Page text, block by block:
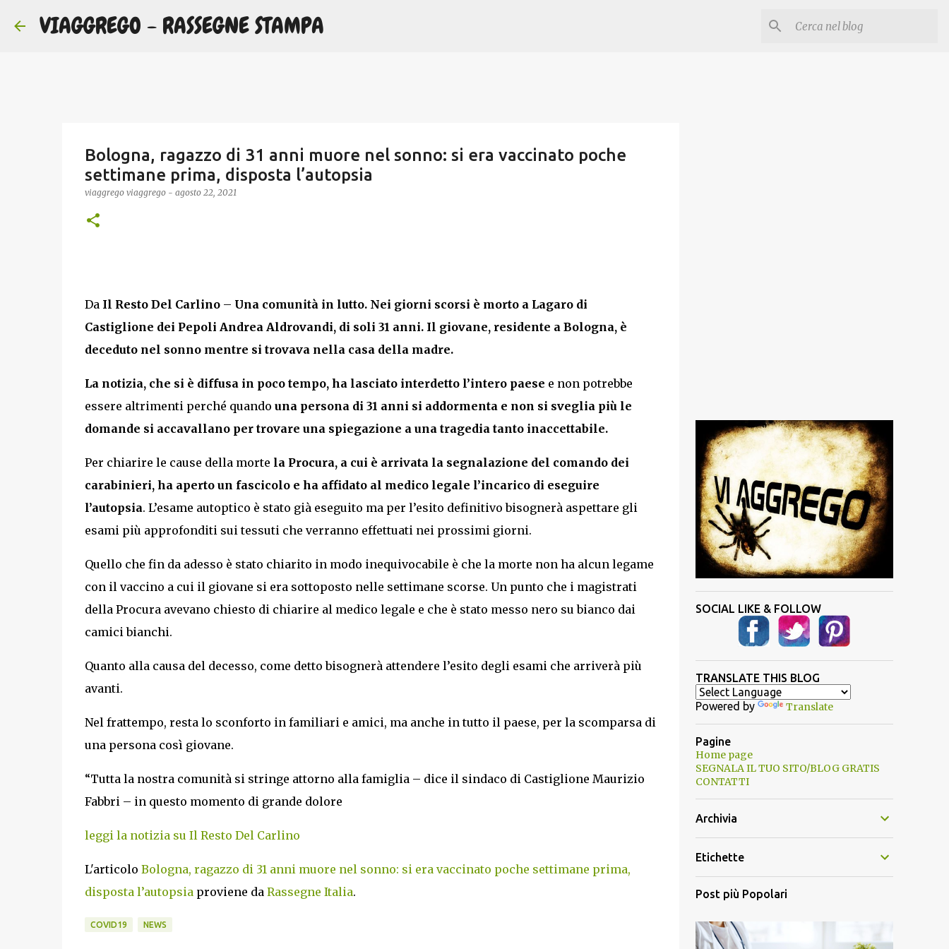
VIAGGREGO - RASSEGNE STAMPA
Bologna, ragazzo di 31 anni muore nel sonno: si era vaccinato poche
settimane prima, disposta l’autopsia
viaggrego viaggrego - agosto 22, 2021
Da Il Resto Del Carlino– Una comunità in lutto. Nei giorni scorsi è morto a Lagaro di
Castiglione dei Pepoli Andrea Aldrovandi, di soli 31 anni. Il giovane, residente a Bologna, è
deceduto nel sonno mentre si trovava nella casa della madre.
La notizia, che si è diffusa in poco tempo, ha lasciato interdetto l’intero paese e non potrebbe
essere altrimenti perché quando una persona di 31 anni si addormenta e non si sveglia più le
domande si accavallano per trovare una spiegazione a una tragedia tanto inaccettabile.
Per chiarire le cause della morte la Procura, a cui è arrivata la segnalazione del comando dei
carabinieri, ha aperto un fascicolo e ha affidato al medico legale l’incarico di eseguire
l’autopsia. L’esame autoptico è stato già eseguito ma per l’esito definitivo bisognerà aspettare gli
esami più approfonditi sui tessuti che verranno effettuati nei prossimi giorni.
Quello che fin da adesso è stato chiarito in modo inequivocabile è che la morte non ha alcun legame
con il vaccino a cui il giovane si era sottoposto nelle settimane scorse. Un punto che i magistrati
della Procura avevano chiesto di chiarire al medico legale e che è stato messo nero su bianco dai
camici bianchi.
Quanto alla causa del decesso, come detto bisognerà attendere l’esito degli esami che arriverà più
avanti.
Nel frattempo, resta lo sconforto in familiari e amici, ma anche in tutto il paese, per la scomparsa di
una persona così giovane.
“Tutta la nostra comunità si stringe attorno alla famiglia – dice il sindaco di Castiglione Maurizio
Fabbri – in questo momento di grande dolore
leggi la notizia su Il Resto Del Carlino
L'articolo Bologna, ragazzo di 31 anni muore nel sonno: si era vaccinato poche settimane prima,
disposta l’autopsiaproviene da Rassegne Italia.
COVID19 NEWS
SOCIAL LIKE & FOLLOW
TRANSLATE THIS BLOG
Powered by Translate
Pagine
Home page
SEGNALA IL TUO SITO/BLOG GRATIS
CONTATTI
Archivia
Etichette
Post più Popolari